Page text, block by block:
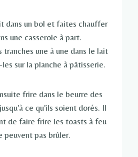
dans un bol et faites chauffer
une casserole à part.
tranches une à une dans le lait
sur la planche à pâtisserie.
frire dans le beurre des
ce qu'ils soient dorés. Il
de faire frire les toasts à feu
peuvent pas brûler.